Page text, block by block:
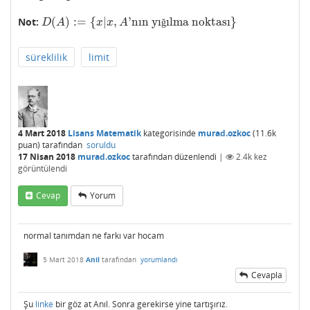
Not: D(A) := {x|x, A'nın yığılma noktası}
D(A):= x|x A'nın yığılma noktası}
süreklilik limit
4 Mart 2018 Lisans Matematikkategorisinde murad.ozkoc(11.6k
puan) tarafından soruldu
17 Nisan 2018 murad.ozkoctarafındandüzenlendi | 2.4k kez
görüntülendi
Cevap Yorum
normal tanımdan ne farkı var hocam
5 Mart 2018 Anil tarafından yorumlandı
Cevapla
Şu linke bir göz at Anıl. Sonra gerekirse yine tartışırız.